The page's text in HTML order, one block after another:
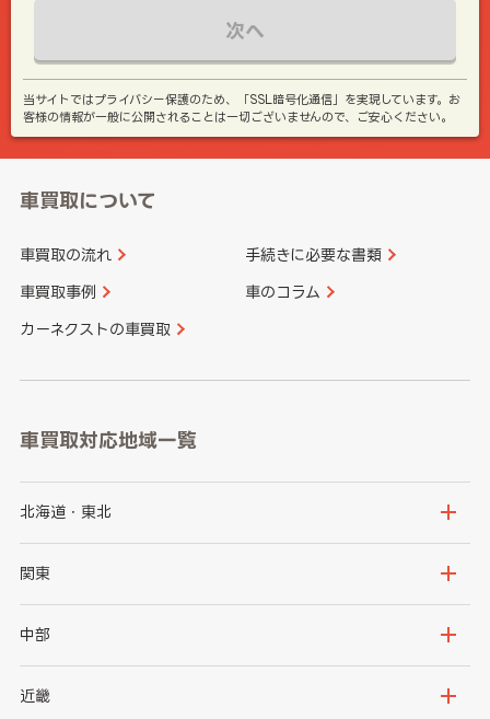
次へ
当サイトではプライバシー保護のため、「SSL暗号化通信」を実現しています。お
客様の情報が一般に公開されることは一切ございませんので、ご安心ください。
車買取について
車買取の流れ 手続きに必要な書類
車買取事例 車のコラム
カーネクストの車買取
車買取対応地域一覧
北海道・東北
北海道
岩手県
秋田県
関東
茨城県
群馬県
中部
新潟県
近畿